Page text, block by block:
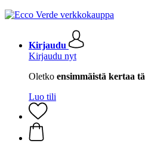
Kirjaudu
Kirjaudu nyt
Oletko ensimmäistä kertaa
Luo tili